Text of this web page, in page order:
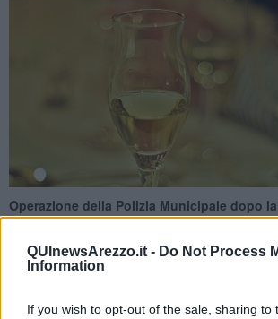
QUInewsArezzo.it - Do Not Process
Information
If you wish to opt-out of the sale, sharing to
Operazione della Polizia Municipale dopo
un genitore. La figlia era tornata a casa in